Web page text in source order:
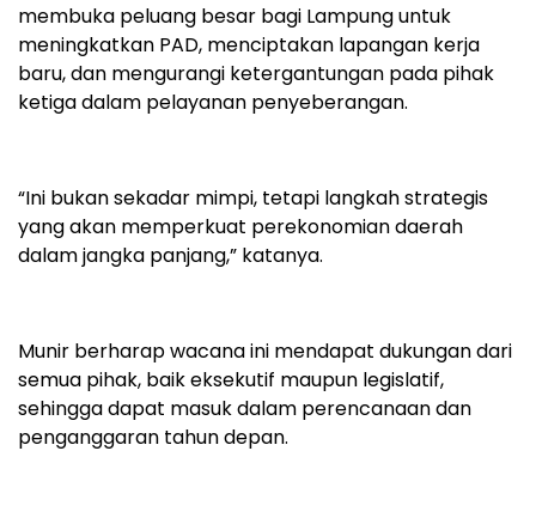
membuka peluang besar bagi Lampung untuk
meningkatkan PAD, menciptakan lapangan kerja
baru, dan mengurangi ketergantungan pada pihak
ketiga dalam pelayanan penyeberangan.
“Ini bukan sekadar mimpi, tetapi langkah strategis
yang akan memperkuat perekonomian daerah
dalam jangka panjang,” katanya.
Munir berharap wacana ini mendapat dukungan dari
semua pihak, baik eksekutif maupun legislatif,
sehingga dapat masuk dalam perencanaan dan
penganggaran tahun depan.